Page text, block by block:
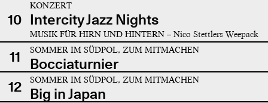
10
KONZERT
Intercity Jazz Nights
MUSIK FÜR HIRN UND HINTERN – Nico Stettlers Weepack
11 SOMMER IM SÜDPOL, ZUM MITMACHEN
Bocciaturnier
12
SOMMER IM SÜDPOL, ZUM MITMACHEN
Big in Japan